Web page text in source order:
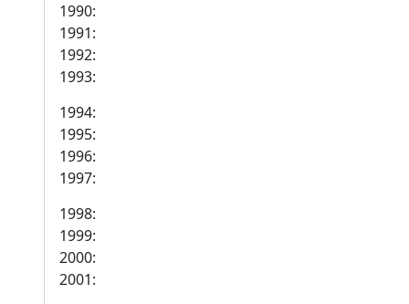
1990:
1991:
1992:
1993:
1994:
1995:
1996:
1997:
1998:
1999:
2000:
2001: